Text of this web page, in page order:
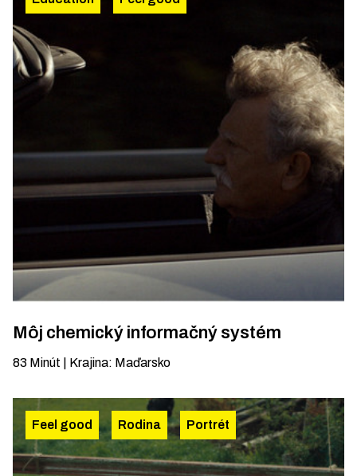
Môj chemický informačný systém
83 Minút Krajina: Maďarsko
Feel good Rodina Portrét